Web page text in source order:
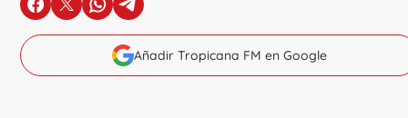
en Facebook
en Xen Whatsapp
en Telegram
Añadir Tropicana FM en Google